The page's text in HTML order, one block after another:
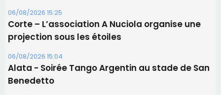
06/08/2026 15:25
Corte – L’association A Nuciola organise une
projection sous les étoiles
06/08/2026 15:04
Alata - Soirée Tango Argentin au stade de San
Benedetto